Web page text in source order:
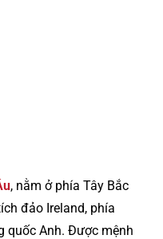
, nằm ở phía Tây Bắc
đảo Ireland, phía
quốc Anh. Được mệnh